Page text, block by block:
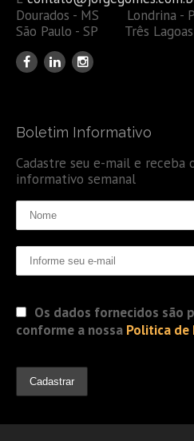
Dourados - MS Londrina
São Paulo - SP Três Lagoas
Boletim Informativo
Cadastre seu e-mail e receba
informativo semanal
Os dados fornecidos são
conforme a nossa Politica de